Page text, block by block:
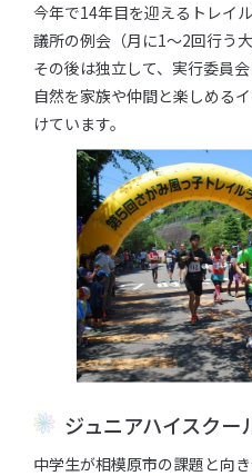
今年で14年⽬を迎えるトレイ
議所の例会（⽉に1〜2回⾏う
その後は独⽴して、実⾏委員
⾃然を家族や仲間と楽しめる
けています。
ジュニアハイスクー
中学⽣が相模原市の課題と向